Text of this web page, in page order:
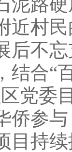
近村
后不
结合“
党委
侨参
目持